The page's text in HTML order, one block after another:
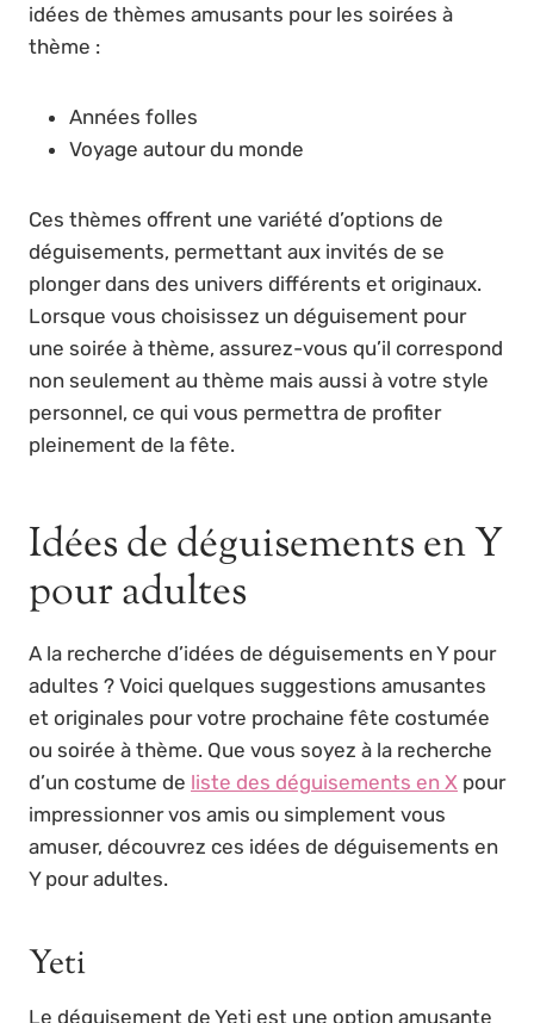
idées de thèmes amusants pour les soirées à
thème :
Années folles
Voyage autour du monde
Ces thèmes offrent une variété d’options de
déguisements, permettant aux invités de se
plonger dans des univers différents et originaux.
Lorsque vous choisissez un déguisement pour
une soirée à thème, assurez-vous qu’il correspond
non seulement au thème mais aussi à votre style
personnel, ce qui vous permettra de profiter
pleinement de la fête.
Idées de déguisements en Y
pour adultes
A la recherche d’idées de déguisements en Y pour
adultes ? Voici quelques suggestions amusantes
et originales pour votre prochaine fête costumée
ou soirée à thème. Que vous soyez à la recherche
d’un costume de liste des déguisements en X pour
impressionner vos amis ou simplement vous
amuser, découvrez ces idées de déguisements en
Y pour adultes.
Yeti
Le déguisement de Yeti est une option amusante